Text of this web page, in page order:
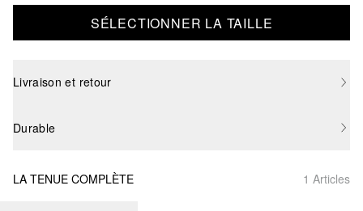
SÉLECTIONNER LA TAILLE
Livraison et retour
Durable
LA TENUE COMPLÈTE 1 Articles